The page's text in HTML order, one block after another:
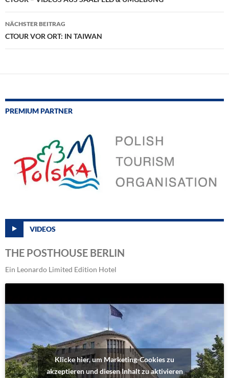
NÄCHSTER BEITRAG
CTOUR VOR ORT: IN TAIWAN
PREMIUM PARTNER
VIDEOS
THE POSTHOUSE BERLIN
Ein Leonardo Limited Edition Hotel
Klicke hier, um Marketing-Cookies zu
akzeptieren und diesen Inhalt zu aktivieren